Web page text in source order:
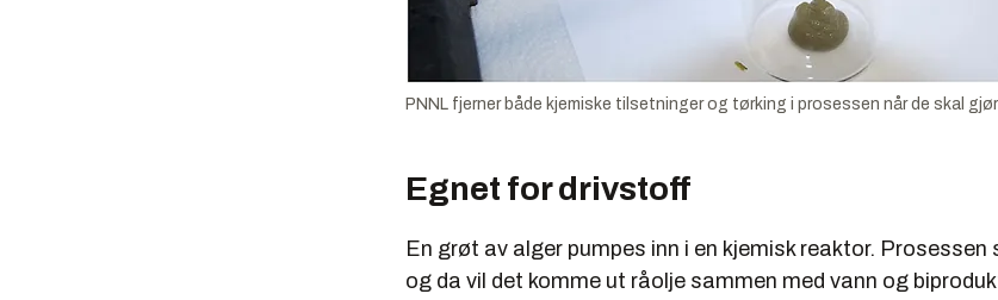
PNNL fjerner både kjemiske tilsetninger og tørking i prosessen når de skal
Egnet for drivstoff
En grøt av alger pumpes inn i en kjemisk reaktor. Prosessen
og da vil det komme ut råolje sammen med vann og